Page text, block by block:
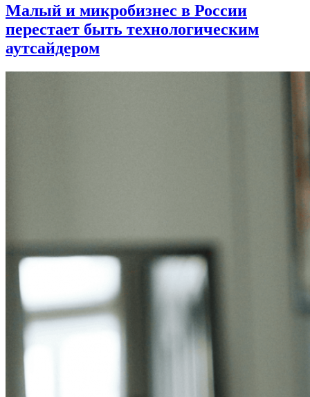
Малый и микробизнес в России
перестает быть технологическим
аутсайдером